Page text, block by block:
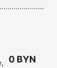
0 BYN